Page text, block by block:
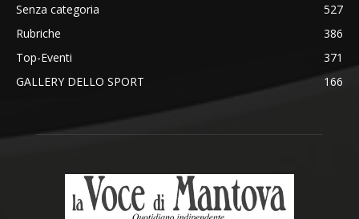
Senza categoria
527
Rubriche
386
Top-Eventi
371
GALLERY DELLO SPORT
166